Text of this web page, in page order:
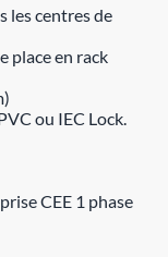
les centres de
place en rack
ou IEC Lock.
CEE 1 phase